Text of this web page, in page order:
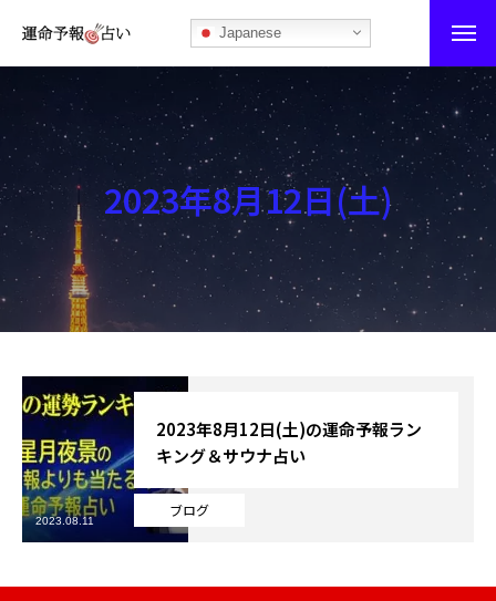
Japanese
運命予報占い
運命予報占いとは
あなたの所属部屋を探そう！
最恐の相性占い
秘伝公開！吉凶カレンダー
記事カテゴリー
ブログ
お知らせ
テニス
2023年8月12日(土)
ブログ
2023年8月12日(土)の運命予報ラン
キング＆サウナ占い
2023.08.11